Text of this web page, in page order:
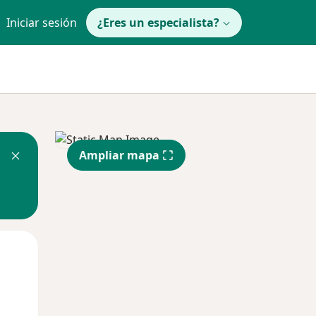
Iniciar sesión ¿Eres un especialista?
Ampliar mapa